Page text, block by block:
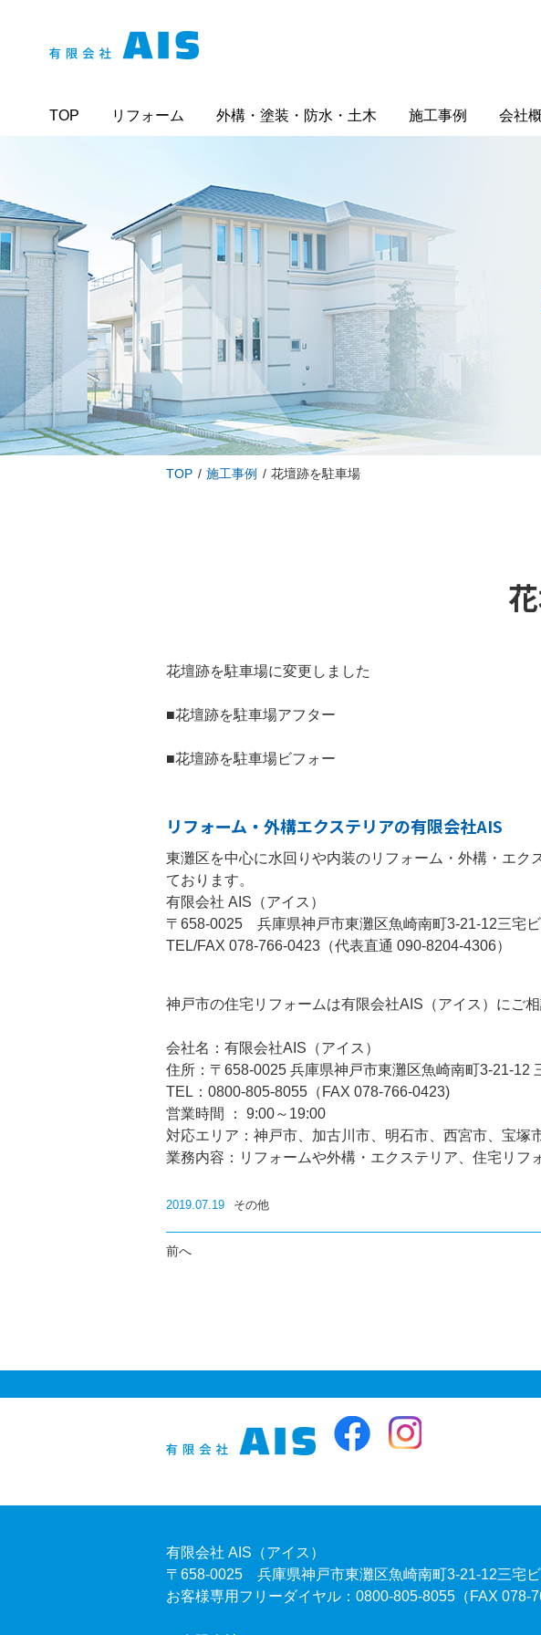
TOP リフォーム 外構・塗装・防水・土木 施工事例 会社
TOP 施工事例 花壇跡を駐車場
花壇跡を駐車場に変更しました
■花壇跡を駐車場アフター
■花壇跡を駐車場ビフォー
リフォーム・外構エクステリアの有限会社AIS
東灘区を中心に水回りや内装のリフォーム・外構・エ
ております。
有限会社 AIS（アイス）
〒658-0025 兵庫県神戸市東灘区魚崎南町3-21-12三宅
TEL/FAX 078-766-0423（代表直通 090-8204-4306）
神戸市の住宅リフォームは有限会社AIS（アイス）にご相
会社名：有限会社AIS（アイス）
住所：〒658-0025 兵庫県神戸市東灘区魚崎南町3-21-12
TEL：0800-805-8055（FAX 078-766-0423)
営業時間 ： 9:00～19:00
対応エリア：神戸市、加古川市、明石市、西宮市、宝塚
業務内容：リフォームや外構・エクステリア、住宅リフ
2019.07.19 その他
前へ
有限会社 AIS（アイス）
〒658-0025 兵庫県神戸市東灘区魚崎南町3-21-12三宅
お客様専用フリーダイヤル：0800-805-8055（FAX 078-